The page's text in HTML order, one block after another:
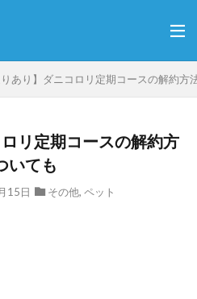
りあり】ダニコロリ定期コースの解約
ロリ定期コースの解約方
いても
15日 その他, ペット